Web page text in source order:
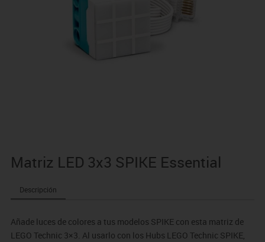
Matriz LED 3x3 SPIKE Essential
Descripción
Añade luces de colores a tus modelos SPIKE con esta matriz de
LEGO Technic 3×3. Al usarlo con los Hubs LEGO Technic SPIKE,